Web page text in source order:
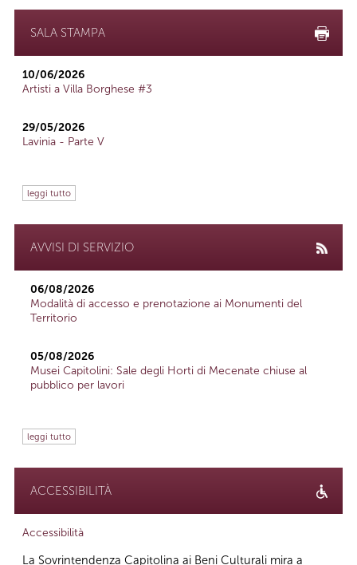
SALA STAMPA
10/06/2026
Artisti a Villa Borghese #3
29/05/2026
Lavinia - Parte V
leggi tutto
AVVISI DI SERVIZIO
06/08/2026
Modalità di accesso e prenotazione ai Monumenti del
Territorio
05/08/2026
Musei Capitolini: Sale degli Horti di Mecenate chiuse al
pubblico per lavori
leggi tutto
ACCESSIBILITÀ
Accessibilità
La Sovrintendenza Capitolina ai Beni Culturali mira a